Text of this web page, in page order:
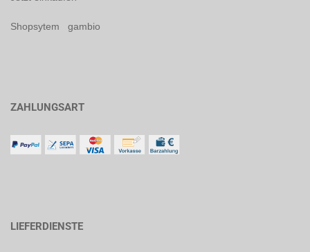
Shopsytem gambio
ZAHLUNGSART
LIEFERDIENSTE